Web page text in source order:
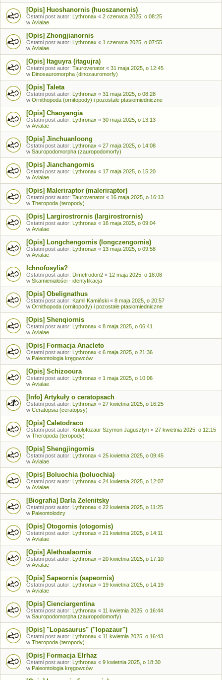
[Opis] Huoshanornis (huoszanornis)
Ostatni post autor: Lythronax « 2 czerwca 2025, o 08:25
w Avialae
[Opis] Zhongjianornis
Ostatni post autor: Lythronax « 1 czerwca 2025, o 07:55
w Avialae
[Opis] Itaguyra (itagujra)
Ostatni post autor: Taurovenator « 31 maja 2025, o 12:45
w Dinosauromorpha (dinozauromorfy)
[Opis] Taleta
Ostatni post autor: Lythronax « 31 maja 2025, o 08:28
w Ornithopoda (ornitopody) i pozostałe ptasiomiedniczne
[Opis] Chaoyangia
Ostatni post autor: Lythronax « 30 maja 2025, o 13:13
w Avialae
[Opis] Jinchuanloong
Ostatni post autor: Lythronax « 27 maja 2025, o 14:08
w Sauropodomorpha (zauropodomorfy)
[Opis] Jianchangornis
Ostatni post autor: Lythronax « 17 maja 2025, o 15:20
w Avialae
[Opis] Maleriraptor (maleriraptor)
Ostatni post autor: Taurovenator « 16 maja 2025, o 16:13
w Theropoda (teropody)
[Opis] Largirostrornis (largirostrornis)
Ostatni post autor: Lythronax « 16 maja 2025, o 09:04
w Avialae
[Opis] Longchengornis (longczengornis)
Ostatni post autor: Lythronax « 13 maja 2025, o 09:58
w Avialae
Ichnofosylia?
Ostatni post autor: Dimetrodon2 « 12 maja 2025, o 18:08
w Skamieniałości - identyfikacja
[Opis] Obelignathus
Ostatni post autor: Kamil Kamiński « 8 maja 2025, o 20:57
w Ornithopoda (ornitopody) i pozostałe ptasiomiedniczne
[Opis] Shenqiornis
Ostatni post autor: Lythronax « 8 maja 2025, o 06:41
w Avialae
[Opis] Formacja Anacleto
Ostatni post autor: Lythronax « 6 maja 2025, o 21:36
w Paleontologia kręgowców
[Opis] Schizooura
Ostatni post autor: Lythronax « 1 maja 2025, o 10:06
w Avialae
[Info] Artykuły o ceratopsach
Ostatni post autor: Lythronax « 27 kwietnia 2025, o 16:25
w Ceratopsia (ceratopsy)
[Opis] Caletodraco
Ostatni post autor: Kriolofozaur Szymon Jagusztyn « 27 kwietnia 2025, o 12:15
w Theropoda (teropody)
[Opis] Shengjingornis
Ostatni post autor: Lythronax « 25 kwietnia 2025, o 09:45
w Avialae
[Opis] Boluochia (boluochia)
Ostatni post autor: Lythronax « 24 kwietnia 2025, o 12:07
w Avialae
[Biografia] Darla Zelenitsky
Ostatni post autor: Lythronax « 22 kwietnia 2025, o 11:25
w Paleontolodzy
[Opis] Otogornis (otogornis)
Ostatni post autor: Lythronax « 21 kwietnia 2025, o 14:11
w Avialae
[Opis] Alethoalaornis
Ostatni post autor: Lythronax « 20 kwietnia 2025, o 17:10
w Avialae
[Opis] Sapeornis (sapeornis)
Ostatni post autor: Lythronax « 19 kwietnia 2025, o 14:19
w Avialae
[Opis] Cienciargentina
Ostatni post autor: Lythronax « 11 kwietnia 2025, o 16:44
w Sauropodomorpha (zauropodomorfy)
[Opis] "Lopasaurus" ("lopazaur")
Ostatni post autor: Lythronax « 11 kwietnia 2025, o 16:43
w Theropoda (teropody)
[Opis] Formacja Elrhaz
Ostatni post autor: Lythronax « 9 kwietnia 2025, o 18:30
w Paleontologia kręgowców